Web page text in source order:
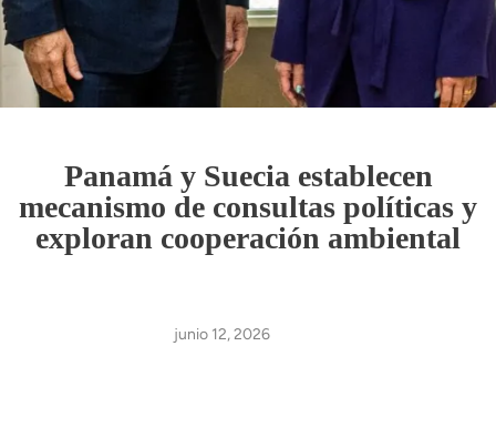
Panamá y Suecia establecen
mecanismo de consultas políticas y
exploran cooperación ambiental
junio 12, 2026